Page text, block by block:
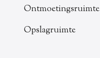
Ontmoetingsruimte
Opslagruimte